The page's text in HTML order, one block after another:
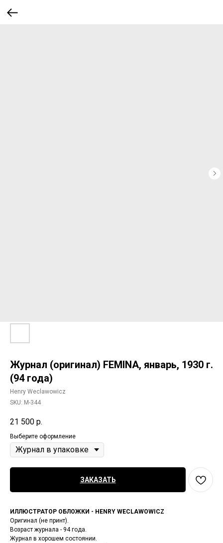
Журнал (оригинал) FEMINA, январь, 1930 г.
(94 года)
Henry Weclawowicz
SKU: М-344
21 500 р.
Выберите оформление
ЗАКАЗАТЬ
ИЛЛЮСТРАТОР ОБЛОЖКИ - HENRY WECLAWOWICZ
Оригинал (не принт).
Возраст журнала - 94 года.
Журнал в хорошем состоянии.